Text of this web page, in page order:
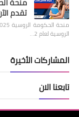
تقدم
الروسية لعام 2…
المشاركات الأخيرة
تابعنا الان